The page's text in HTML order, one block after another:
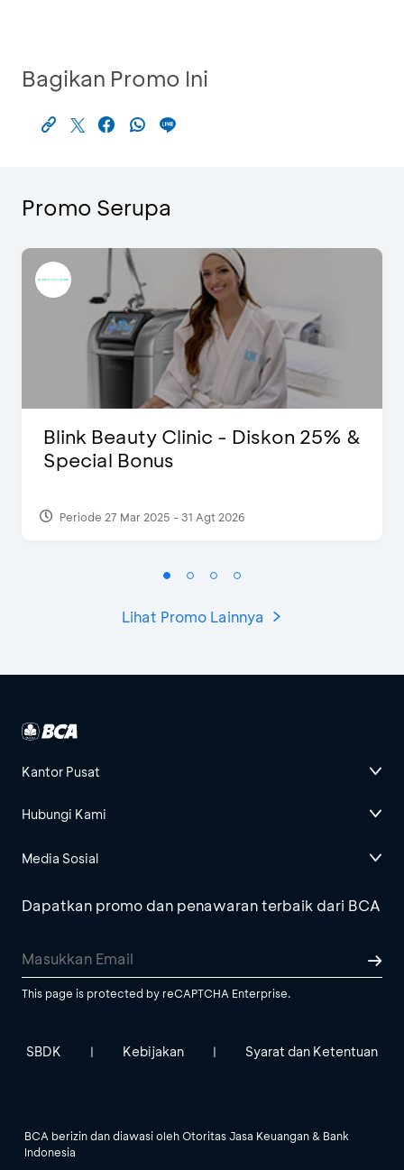
Bagikan Promo Ini
Promo Serupa
Blink Beauty Clinic - Diskon 25% &
Special Bonus
Periode 27 Mar 2025 - 31 Agt 2026
Lihat Promo Lainnya
Kantor Pusat
Hubungi Kami
Media Sosial
Dapatkan promo dan penawaran terbaik dari BCA
This page is protected by reCAPTCHA Enterprise.
SBDK | Kebijakan | Syarat dan Ketentuan
BCA berizin dan diawasi oleh Otoritas Jasa Keuangan & Bank
Indonesia